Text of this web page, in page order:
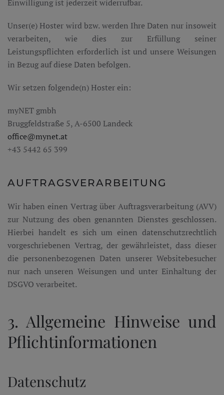
Einwilligung ist jederzeit widerrufbar.
Unser(e) Hoster wird bzw. werden Ihre Daten nur insoweit
verarbeiten, wie dies zur Erfüllung seiner
Leistungspflichten erforderlich ist und unsere Weisungen
in Bezug auf diese Daten befolgen.
Wir setzen folgende(n) Hoster ein:
myNET gmbh
Bruggfeldstraße 5, A-6500 Landeck
office@mynet.at
+43 5442 65 399
AUFTRAGSVERARBEITUNG
Wir haben einen Vertrag über Auftragsverarbeitung (AVV)
zur Nutzung des oben genannten Dienstes geschlossen.
Hierbei handelt es sich um einen datenschutzrechtlich
vorgeschriebenen Vertrag, der gewährleistet, dass dieser
die personenbezogenen Daten unserer Websitebesucher
nur nach unseren Weisungen und unter Einhaltung der
DSGVO verarbeitet.
3. Allgemeine Hinweise und
Pflicht­informationen
Datenschutz